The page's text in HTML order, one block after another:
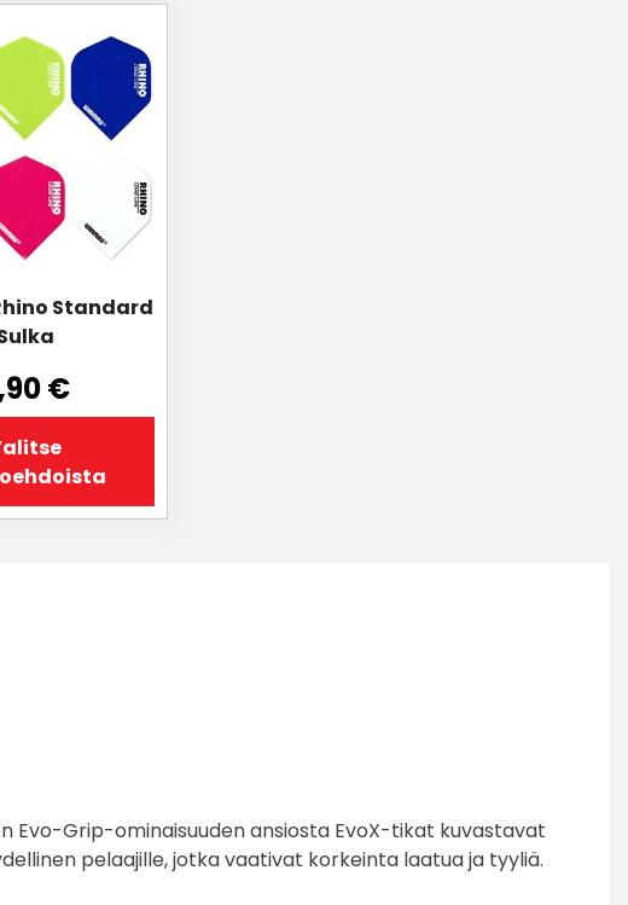
Standard
€
Evo-Grip-ominaisuuden ansiosta EvoX-tikat kuvastavat
pelaajille, jotka vaativat korkeinta laatua ja tyyliä.